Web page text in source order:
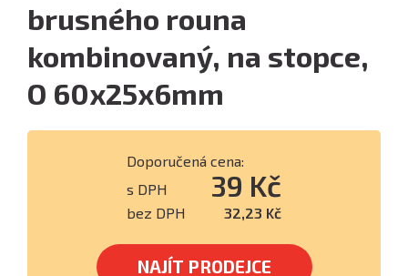
brusného rouna
kombinovaný, na stopce,
O 60x25x6mm
Doporučená cena:
s DPH
39 Kč
bez DPH 32,23 Kč
NAJÍT PRODEJCE